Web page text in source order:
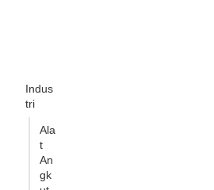
Indus
tri
Ala
t
An
gk